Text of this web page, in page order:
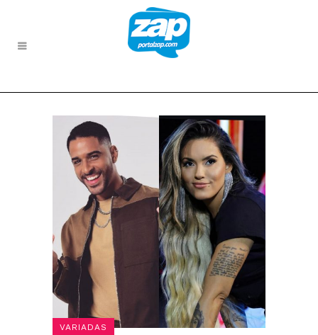
VARIADAS